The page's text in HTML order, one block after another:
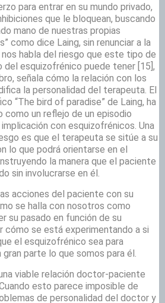
para entrar en su mundo privado,
que le bloquean, buscando
mano de nuestras propias
como dice Laing, sin renunciar a la
nos habla del riesgo que este tipo de
del esquizofrénico puede tener [15],
señala cómo la relación con los
la personalidad del terapeuta. El
“The bird of paradise” de Laing, ha
un reflejo de un episodio
con esquizofrénicos. Una
es que el terapeuta se sitúe a su
lo que podrá orientarse en el
la manera que el paciente
sin involucrarse en él.
acciones del paciente con su
se halla con nosotros como
su pasado en función de su
cómo se está experimentando a si
el esquizofrénico sea para
parte lo que somos para él.
viable relación doctor-paciente
esto parece imposible de
de personalidad del doctor y